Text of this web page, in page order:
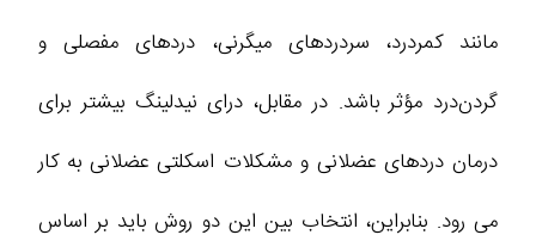
مانند کمردرد، سردردهای میگرنی، دردهای مفصلی و
گردن‌درد مؤثر باشد. در مقابل، درای نیدلینگ بیشتر برای
درمان دردهای عضلانی و مشکلات اسکلتی عضلانی به کار
می‌ رود. بنابراین، انتخاب بین این دو روش باید بر اساس